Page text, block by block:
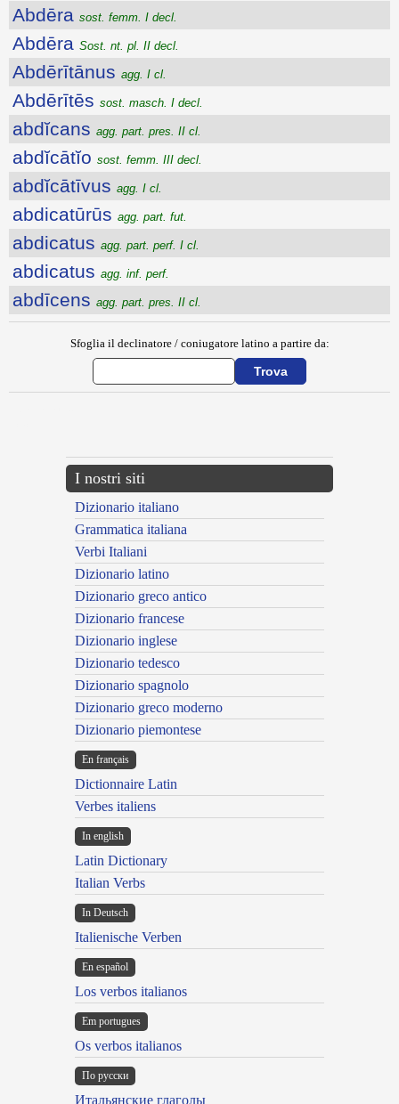
Abdēra sost. femm. I decl.
Abdēra Sost. nt. pl. II decl.
Abdērītānus agg. I cl.
Abdērītēs sost. masch. I decl.
abdĭcans agg. part. pres. II cl.
abdĭcātĭo sost. femm. III decl.
abdĭcātīvus agg. I cl.
abdicatūrūs agg. part. fut.
abdicatus agg. part. perf. I cl.
abdicatus agg. inf. perf.
abdīcens agg. part. pres. II cl.
Sfoglia il declinatore / coniugatore latino a partire da:
I nostri siti
Dizionario italiano
Grammatica italiana
Verbi Italiani
Dizionario latino
Dizionario greco antico
Dizionario francese
Dizionario inglese
Dizionario tedesco
Dizionario spagnolo
Dizionario greco moderno
Dizionario piemontese
En français
Dictionnaire Latin
Verbes italiens
In english
Latin Dictionary
Italian Verbs
In Deutsch
Italienische Verben
En español
Los verbos italianos
Em portugues
Os verbos italianos
По русски
Итальянские глаголы